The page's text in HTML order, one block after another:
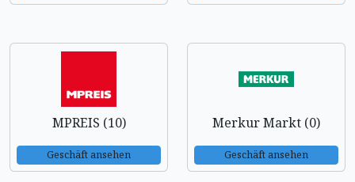
MPREIS (10)
Geschäft ansehen
Merkur Markt (0)
Geschäft ansehen